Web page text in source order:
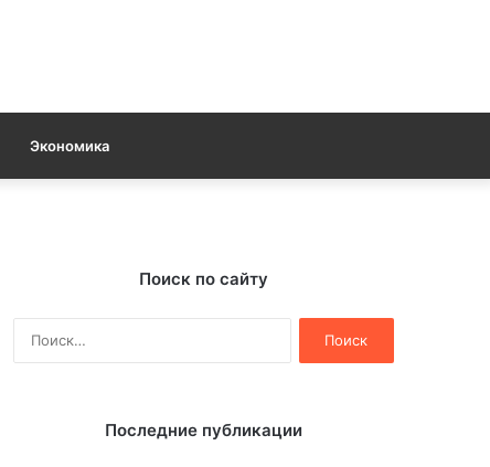
Экономика
Поиск по сайту
Последние публикации